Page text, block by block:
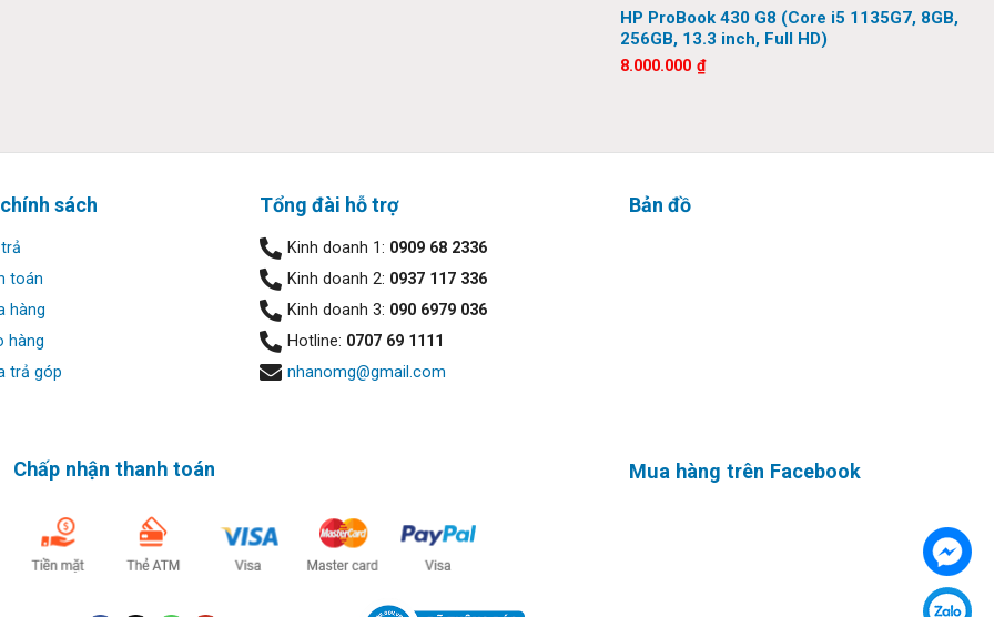
Latitude 5420:
của dòng Latitude. Ngay từ cái nhìn đầu tiên, bạn sẽ cảm nhận
magie. Đây là một trong số ít những sản phẩm vượt qua những bài
gồm các tiêu chuẩn về độ rung, độ ẩm, nhiệt độ, độ cao, bụi bẩn,…
HP ProBook 430 G8 (Core i5 1135G7, 8GB,
256GB, 13.3 inch, Full HD)
8.000.000 ₫
sách
toán
hàng
hàng
trả góp
Tổng đài hỗ trợ
Kinh doanh 1: 0909 68 2336
Kinh doanh 2: 0937 117 336
Kinh doanh 3: 090 6979 036
Hotline: 0707 69 1111
nhanomg@gmail.com
Bản đồ
Chấp nhận thanh toán Mua hàng trên Facebook